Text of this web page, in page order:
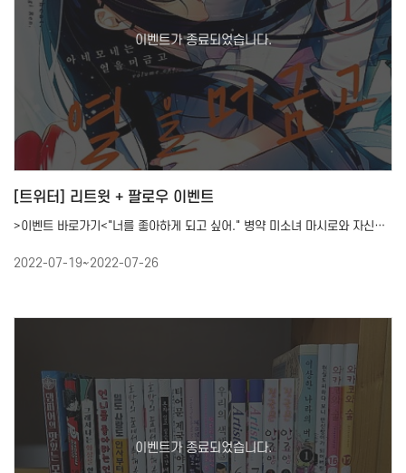
[트위터] 리트윗 + 팔로우 이벤트
>이벤트 바로가기<"너를 좋아하게 되고 싶어." 병약 미소녀 마시로와 자신을 바꾸고 싶은 소녀 나…
2022-07-19~2022-07-26